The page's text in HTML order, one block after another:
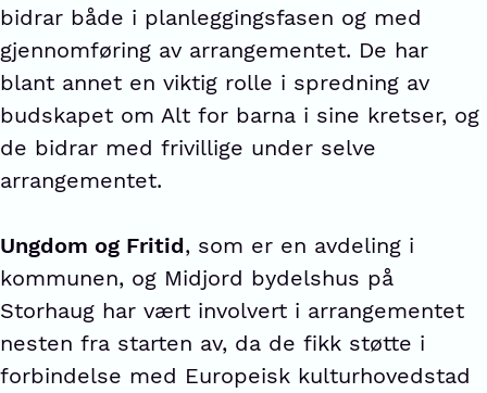
bidrar både i planleggingsfasen og med
gjennomføring av arrangementet. De har
blant annet en viktig rolle i spredning av
budskapet om Alt for barna i sine kretser, og
de bidrar med frivillige under selve
arrangementet.
Ungdom og Fritid, som er en avdeling i
kommunen, og Midjord bydelshus på
Storhaug har vært involvert i arrangementet
nesten fra starten av, da de fikk støtte i
forbindelse med Europeisk kulturhovedstad